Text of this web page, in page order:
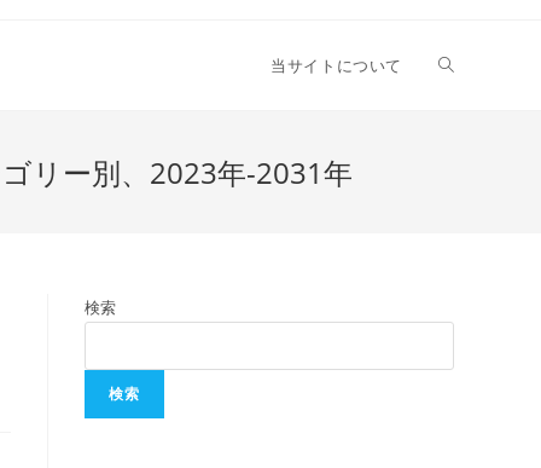
当サイトについて
リー別、2023年-2031年
検索
検索